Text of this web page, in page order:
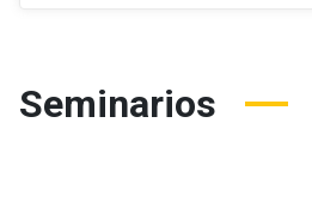
Seminarios